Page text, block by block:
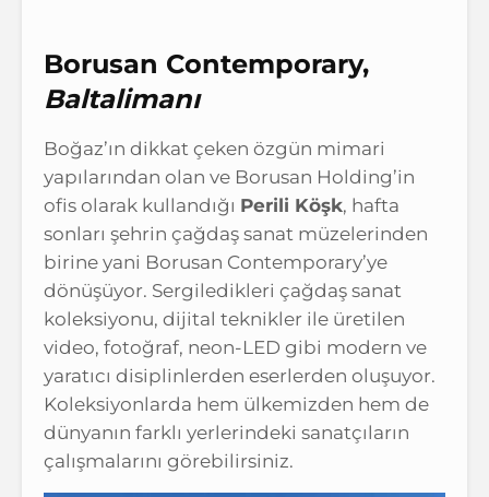
Borusan Contemporary,
Baltalimanı
Boğaz’ın dikkat çeken özgün mimari
yapılarından olan ve Borusan Holding’in
ofis olarak kullandığı Perili Köşk, hafta
sonları şehrin çağdaş sanat müzelerinden
birine yani Borusan Contemporary’ye
dönüşüyor. Sergiledikleri çağdaş sanat
koleksiyonu, dijital teknikler ile üretilen
video, fotoğraf, neon-LED gibi modern ve
yaratıcı disiplinlerden eserlerden oluşuyor.
Koleksiyonlarda hem ülkemizden hem de
dünyanın farklı yerlerindeki sanatçıların
çalışmalarını görebilirsiniz.